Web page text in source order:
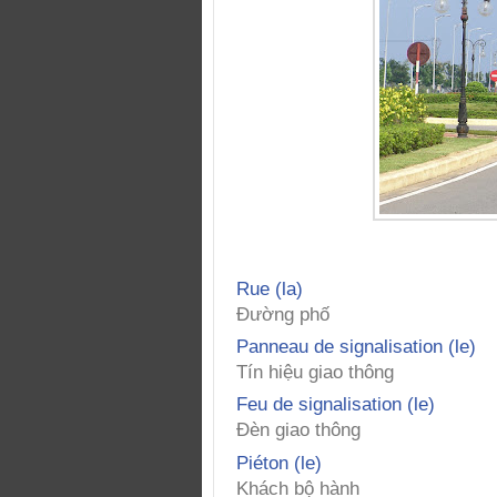
Rue (la)
Đường phố
Panneau de signalisation (le)
Tín hiệu giao thông
Feu de signalisation (le)
Đèn giao thông
Piéton (le)
Khách bộ hành